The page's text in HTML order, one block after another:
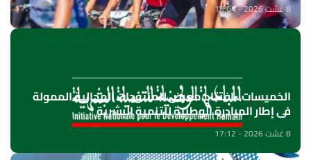
8 غشت 2026 - 18:04
الخميسات ..افتتاح معرض للمنتوجات المجالية الممولة
في إطار المبادرة الوطنية للتنمية البشرية
8 غشت 2026 - 17:12